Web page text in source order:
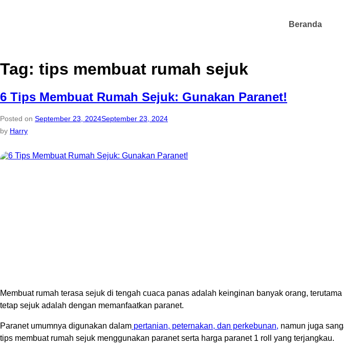
Beranda
Tag: tips membuat rumah sejuk
6 Tips Membuat Rumah Sejuk: Gunakan Paranet!
Posted on September 23, 2024September 23, 2024
by Harry
Membuat rumah terasa sejuk di tengah cuaca panas adalah keinginan banyak orang,
tetap sejuk adalah dengan memanfaatkan paranet.
Paranet umumnya digunakan dalam pertanian, peternakan, dan perkebunan, namun juga
tips membuat rumah sejuk menggunakan paranet serta harga paranet 1 roll yang terjangkau.